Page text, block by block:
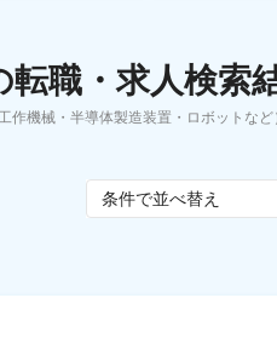
転職フェア
職・求人検索
機械・半導体製造装置・ロボットな
条件で並べ替え